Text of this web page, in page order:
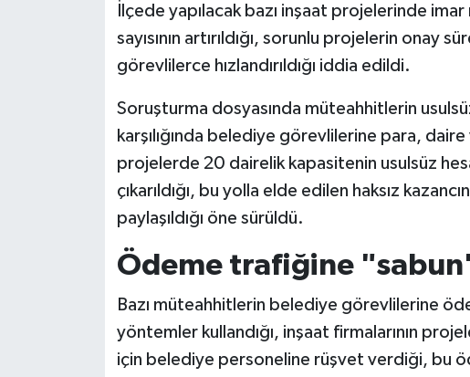
İlçede yapılacak bazı inşaat projelerinde
sayısının artırıldığı, sorunlu projelerin onay
görevlilerce hızlandırıldığı iddia edildi.
Soruşturma dosyasında müteahhitlerin
karşılığında belediye görevlilerine para,
projelerde 20 dairelik kapasitenin usulsüz
çıkarıldığı, bu yolla elde edilen haksız
paylaşıldığı öne sürüldü.
Ödeme trafiğine
Bazı müteahhitlerin belediye görevlilerine
yöntemler kullandığı, inşaat firmalarının
için belediye personeline rüşvet verdiği, bu